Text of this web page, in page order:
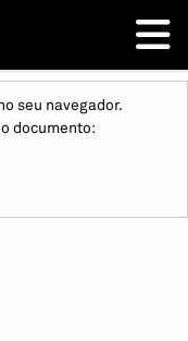
seu navegador.
documento: